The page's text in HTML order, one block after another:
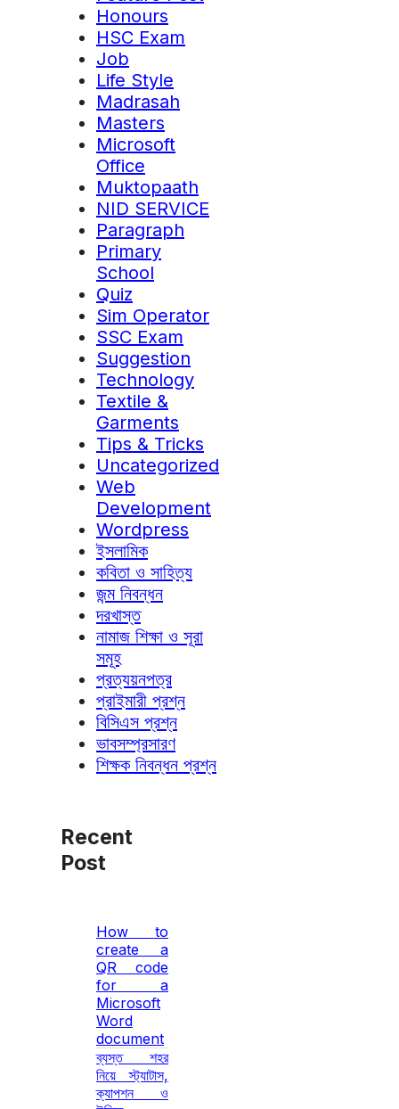
Honours
HSC Exam
Job
Life Style
Madrasah
Masters
Microsoft
Office
Muktopaath
NID SERVICE
Paragraph
Primary
School
Quiz
Sim Operator
SSC Exam
Suggestion
Technology
Textile &
Garments
Tips & Tricks
Uncategorized
Web
Development
Wordpress
ইসলামিক
কবিতা ও সাহিত্য
জন্ম নিবন্ধন
দরখাস্ত
নামাজ শিক্ষা ও সূরা
সমূহ
প্রত্যয়নপত্র
প্রাইমারী প্রশ্ন
বিসিএস প্রশ্ন
ভাবসম্প্রসারণ
শিক্ষক নিবন্ধন প্রশ্ন
Recent
Post
How to
create a
QR code
for a
Microsoft
Word
document
ব্যস্ত শহর
নিয়ে স্ট্যাটাস,
ক্যাপশন ও